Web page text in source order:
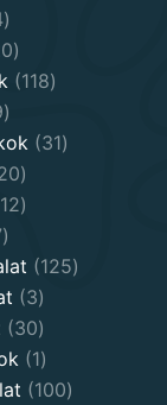
64
products
20
products
118118
79
products
3131
20
products
212
527
products
125125
33
products
3030
products
11
product
100100